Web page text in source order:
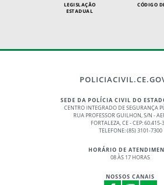
LEGISLAÇÃO
ESTADUAL
CÓDIGO
SEDE DA POLÍCIA CIVIL DO
CENTRO INTEGRADO DE SEGURANÇA
RUA PROFESSOR GUILHON, S/N -
FORTALEZA, CE - CEP: 60.415-
TELEFONE: (85) 3101-7300
HORÁRIO DE
08 ÀS 17 HORAS
NOSSOS CANAIS